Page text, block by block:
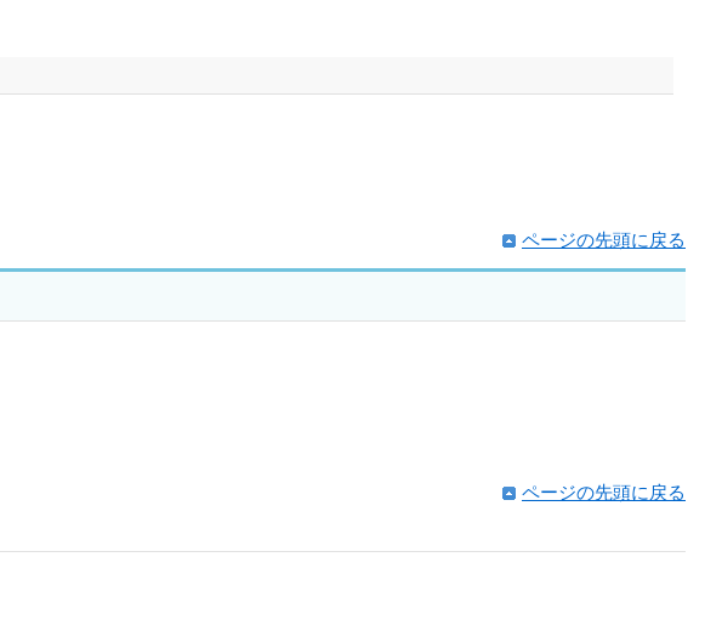
ページの先頭に戻る
ページの先頭に戻る